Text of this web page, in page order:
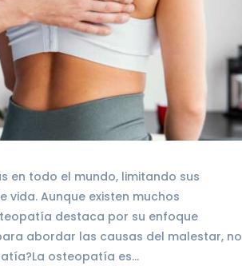
en todo el mundo, limitando sus
Aunque existen muchos
destaca por su enfoque
abordar las causas del malestar, no
osteopatía es…